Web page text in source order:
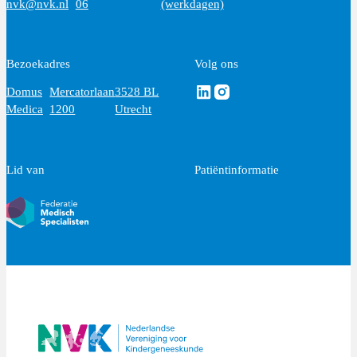
nvk@nvk.nl 06
(werkdagen)
Bezoekadres
Domus
Medica
Mercatorlaan
1200
3528 BL
Utrecht
Volg ons
Volg ons via Linkedin
Volg ons via Instagram
Lid van Patiëntinformatie